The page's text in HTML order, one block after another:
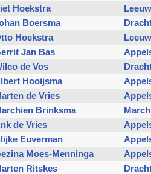
Hoekstra
Boersma
Hoekstra
Jan Bas
de Vos
Hooijsma
de Vries
Brinksma
de Vries
Euverman
Moes-Menninga
Ritskes